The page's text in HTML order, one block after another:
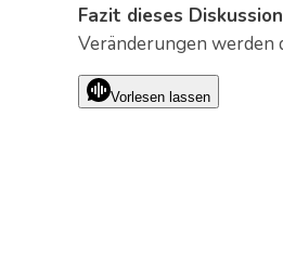
Fazit dieses
Veränderungen werden
Vorlesen lassen